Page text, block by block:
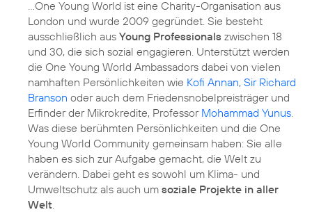
...One Young World ist eine Charity-Organisation aus
London und wurde 2009 gegründet. Sie besteht
ausschließlich aus Young Professionals zwischen 18
und 30, die sich sozial engagieren. Unterstützt werden
die One Young World Ambassadors dabei von vielen
namhaften Persönlichkeiten wie Kofi Annan, Sir Richard
Branson oder auch dem Friedensnobelpreisträger und
Erfinder der Mikrokredite, Professor Mohammad Yunus
Was diese berühmten Persönlichkeiten und die One
Young World Community gemeinsam haben: Sie alle
haben es sich zur Aufgabe gemacht, die Welt zu
verändern. Dabei geht es sowohl um Klima- und
Umweltschutz als auch um soziale Projekte in aller
Welt